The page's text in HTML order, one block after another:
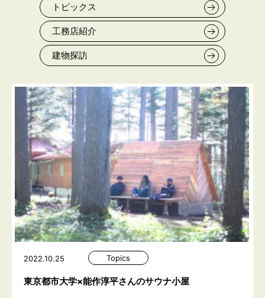
トピックス
工務店紹介
建物探訪
2022.10.25 Topics
東京都市大学×能作淳平さんのサウナ小屋